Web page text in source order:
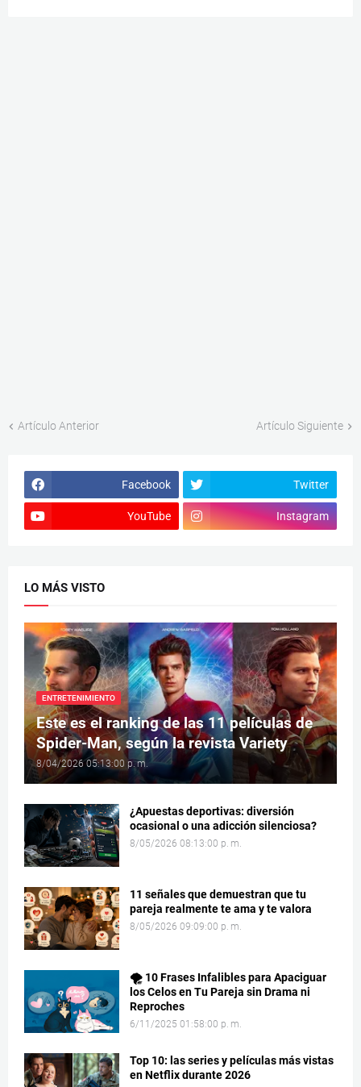
Artículo Anterior Artículo Siguiente
Facebook Twitter
YouTube Instagram
LO MÁS VISTO
ENTRETENIMIENTO
Este es el ranking de las 11 películas de
Spider-Man, según la revista Variety
8/04/2026 05:13:00 p. m.
¿Apuestas deportivas: diversión
ocasional o una adicción silenciosa?
8/05/2026 08:13:00 p. m.
11 señales que demuestran que tu
pareja realmente te ama y te valora
8/05/2026 09:09:00 p. m.
🌪️ 10 Frases Infalibles para Apaciguar
los Celos en Tu Pareja sin Drama ni
Reproches
6/11/2025 01:58:00 p. m.
Top 10: las series y películas más vistas
en Netflix durante 2026